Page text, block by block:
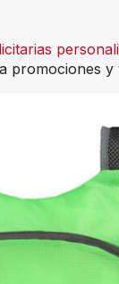
promociones y